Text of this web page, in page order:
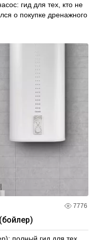
гид для тех, кто не
о покупке дренажного
7776